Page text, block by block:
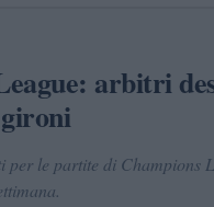
arbitri
per le partite di Champions